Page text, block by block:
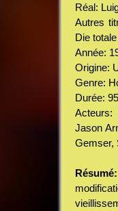
Réal:
Autres
Die
Année:
Origine:
Genre:
Durée:
Acteurs:
Jason
Gemser,
Résumé: